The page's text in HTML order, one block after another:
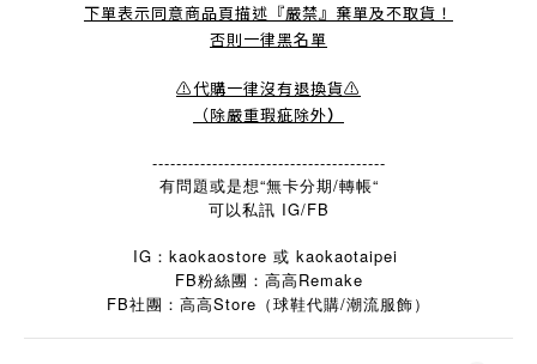
下單表示同意商品頁描述『嚴禁』棄單及不取貨！
否則一律黑名單
⚠️代購一律沒有退換貨⚠️
（除嚴重瑕疵除外）
---------------------------------------
有問題或是想“無卡分期/轉帳“
可以私訊 IG/FB
IG：kaokaostore 或 kaokaotaipei
FB粉絲團：高高Remake
FB社團：高高Store （球鞋代購/潮流服飾）